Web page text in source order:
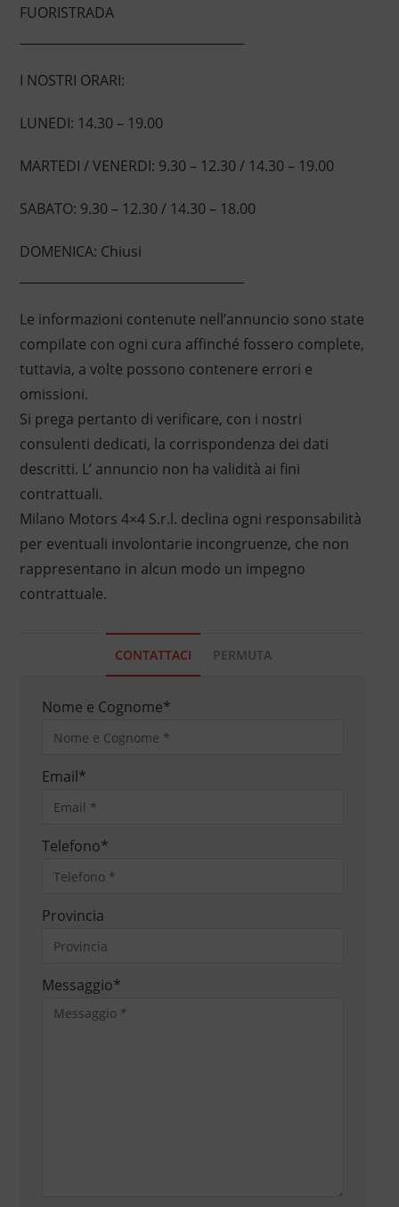
FUORISTRADA
I NOSTRI ORARI:
LUNEDI: 14.30 – 19.00
MARTEDI / VENERDI: 9.30 – 12.30 / 14.30 – 19.00
SABATO: 9.30 – 12.30 / 14.30 – 18.00
DOMENICA: Chiusi
Le informazioni contenute nell’annuncio sono state
compilate con ogni cura affinché fossero complete,
tuttavia, a volte possono contenere errori e
omissioni.
Si prega pertanto di verificare, con i nostri
consulenti dedicati, la corrispondenza dei dati
descritti. L’ annuncio non ha validità ai fini
contrattuali.
Milano Motors 4×4 S.r.l. declina ogni responsabilità
per eventuali involontarie incongruenze, che non
rappresentano in alcun modo un impegno
contrattuale.
CONTATTACI PERMUTA
Nome e Cognome*
Email*
Telefono*
Provincia
Messaggio*